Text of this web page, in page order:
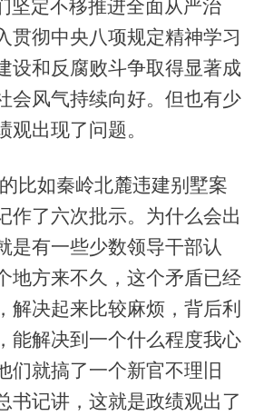
坚定不移推进全面从严治
贯彻中央八项规定精神学习
设和反腐败斗争取得显著成
会风气持续向好。但也有少
观出现了问题。
比如秦岭北麓违建别墅案
作了六次批示。为什么会出
是有一些少数领导干部认
地方来不久，这个矛盾已经
解决起来比较麻烦，背后利
能解决到一个什么程度我心
们就搞了一个新官不理旧
书记讲，这就是政绩观出了